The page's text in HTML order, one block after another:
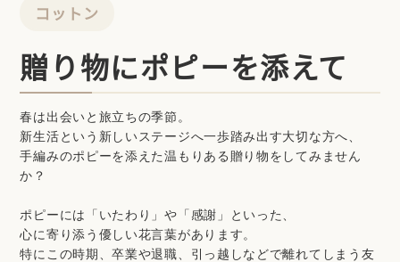
コットン
贈り物にポピーを添えて
春は出会いと旅立ちの季節。
新生活という新しいステージへ一歩踏み出す大切な方へ、
手編みのポピーを添えた温もりある贈り物をしてみません
か？
ポピーには「いたわり」や「感謝」といった、
心に寄り添う優しい花言葉があります。
特にこの時期、卒業や退職、引っ越しなどで離れてしまう友